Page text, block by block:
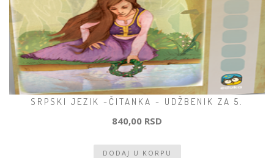
SRPSKI JEZIK -ČITANKA - UDŽBENIK ZA 5.
840,00 RSD